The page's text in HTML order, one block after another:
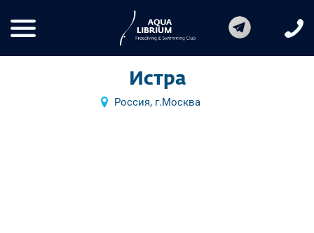
Истра
Россия, г.Москва